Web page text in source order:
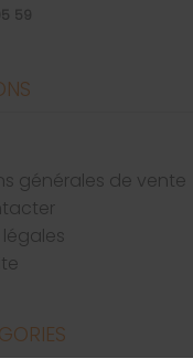
59
générales de vente
légales